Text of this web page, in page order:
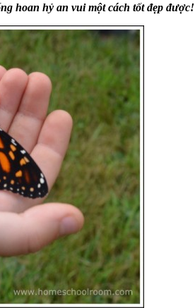
hoan hỷ an vui một cách tốt đẹp được!